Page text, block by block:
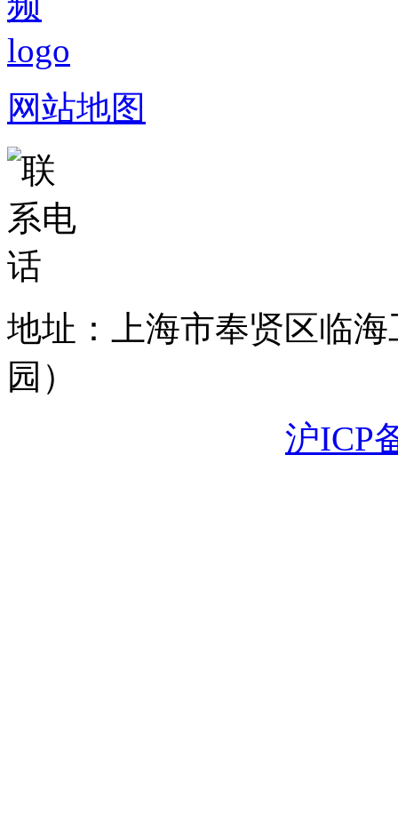
网站地图
地址：上海市奉贤区临
园）
沪ICP